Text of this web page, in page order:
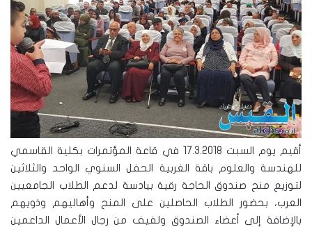
أقيم يوم السبت 17.3.2018 في قاعة المؤتمرات بكلية القاسمي
للهندسة والعلوم باقة الغربية الحفل السنوي الواحد والثلاثين
لتوزيع منح صندوق الحاجة رقية بيادسة لدعم الطلاب الجامعيين
العرب، بحضور الطلاب الحاصلين على المنح وأهاليهم وذويهم
بالإضافة إلى أعضاء الصندوق ولفيف من رجال الأعمال الداعمين